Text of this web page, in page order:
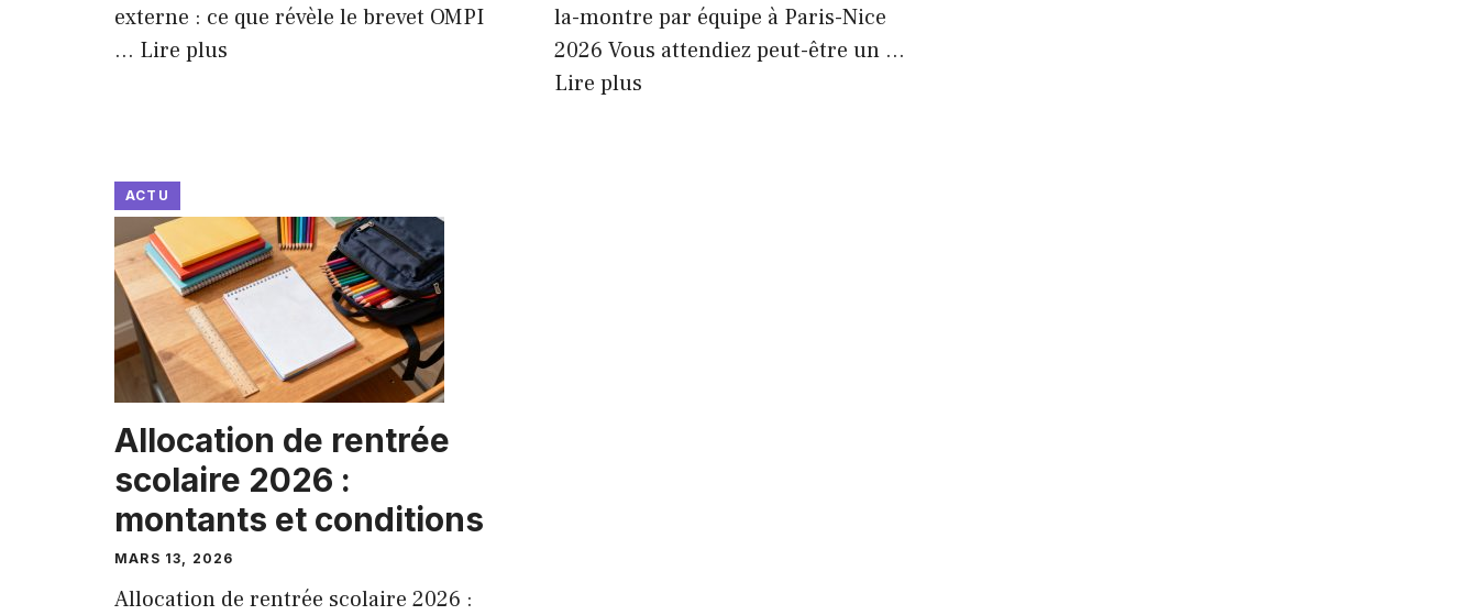
externe : ce que révèle le brevet OMPI
... Lire plus
la-montre par équipe à Paris-Nice
2026 Vous attendiez peut-être un ...
Lire plus
ACTU
Allocation de rentrée
scolaire 2026 :
montants et conditions
MARS 13, 2026
Allocation de rentrée scolaire 2026 :